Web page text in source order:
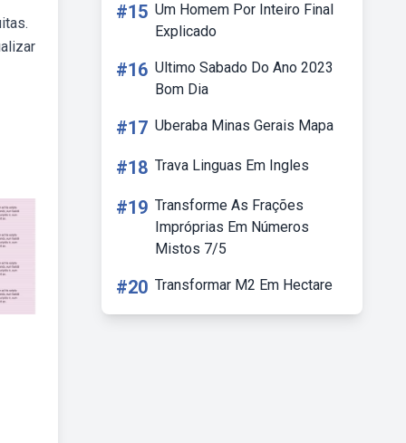
#15 Um Homem Por Inteiro Final
Explicado
#16 Ultimo Sabado Do Ano 2023
Bom Dia
#17 Uberaba Minas Gerais Mapa
#18 Trava Linguas Em Ingles
#19 Transforme As Frações
Impróprias Em Números
Mistos 7/5
#20 Transformar M2 Em Hectare